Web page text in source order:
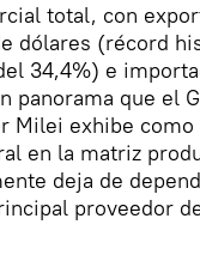
total, con
dólares (récord
34,4%) e
panorama que el
Milei exhibe como
en la matriz
deja de
proveedor